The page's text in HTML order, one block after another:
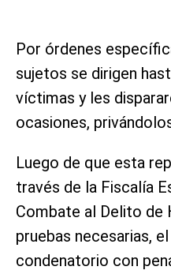
Por órdenes
sujetos se dirigen
víctimas y les
ocasiones,
Luego de que esta
través de la Fiscalía
Combate al Delito de
pruebas necesarias,
condenatorio con